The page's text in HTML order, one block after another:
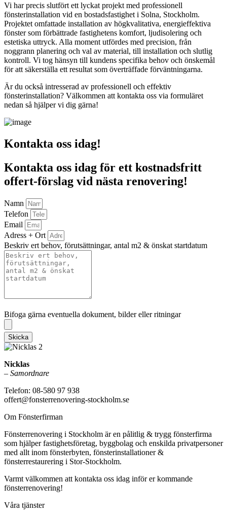
Vi har precis slutfört ett lyckat projekt med professionell
fönsterinstallation vid en bostadsfastighet i Solna, Stockholm.
Projektet omfattade installation av högkvalitativa, energieffektiva
fönster som förbättrade fastighetens komfort, ljudisolering och
estetiska uttryck. Alla moment utfördes med precision, från
noggrann planering och val av material, till installation och slutlig
kontroll. Vi tog hänsyn till kundens specifika behov och önskemål
för att säkerställa ett resultat som överträffade förväntningarna.
Är du också intresserad av professionell och effektiv
fönsterinstallation? Välkommen att kontakta oss via formuläret
nedan så hjälper vi dig gärna!
Kontakta oss idag!
Kontakta oss idag för ett kostnadsfritt
offert-förslag vid nästa renovering!
Namn
Telefon
Email
Adress + Ort
Beskriv ert behov, förutsättningar, antal m2 & önskat startdatum
Bifoga gärna eventuella dokument, bilder eller ritningar
Skicka
Nicklas
– Samordnare
Telefon: 08-580 97 938
offert@fonsterrenovering-stockholm.se
Om Fönsterfirman
Fönsterrenovering i Stockholm är en pålitlig & trygg fönsterfirma
som hjälper fastighetsföretag, byggbolag och enskilda privatpersoner
med allt inom fönsterbyten, fönsterinstallationer &
fönsterrestaurering i Stor-Stockholm.
Varmt välkommen att kontakta oss idag inför er kommande
fönsterrenovering!
Våra tjänster